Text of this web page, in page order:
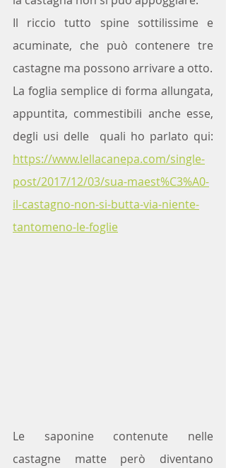
Il riccio tutto spine sottilissime e
acuminate, che può contenere tre
castagne ma possono arrivare a otto.
La foglia semplice di forma allungata,
appuntita, commestibili anche esse,
https://www.lellacanepa.com/single-
post/2017/12/03/sua-maest%C3%A0-
il-castagno-non-si-butta-via-niente-
tantomeno-le-foglie
Le saponine contenute nelle
castagne matte però diventano